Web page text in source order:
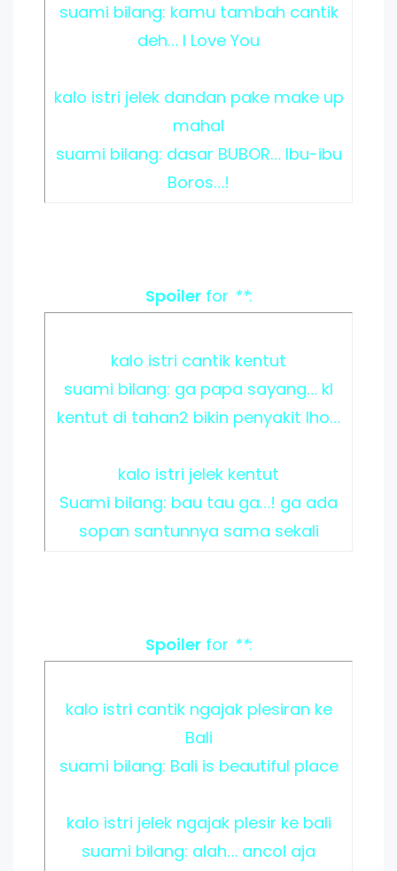
suami bilang: kamu tambah cantik
deh… I Love You
kalo istri jelek dandan pake make up
mahal
suami bilang: dasar BUBOR… Ibu-ibu
Boros…!
Spoilerfor **:
kalo istri cantik kentut
suami bilang: ga papa sayang… kl
kentut di tahan2 bikin penyakit lho…
kalo istri jelek kentut
Suami bilang: bau tau ga…! ga ada
sopan santunnya sama sekali
Spoilerfor **:
kalo istri cantik ngajak plesiran ke
Bali
suami bilang: Bali is beautiful place
kalo istri jelek ngajak plesir ke bali
suami bilang: alah… ancol aja